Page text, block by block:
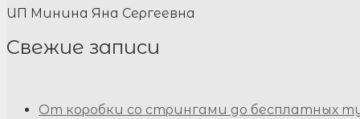
ИП Минина Яна Сергеевна
Свежие записи
От коробки со стрингами до бесплатных